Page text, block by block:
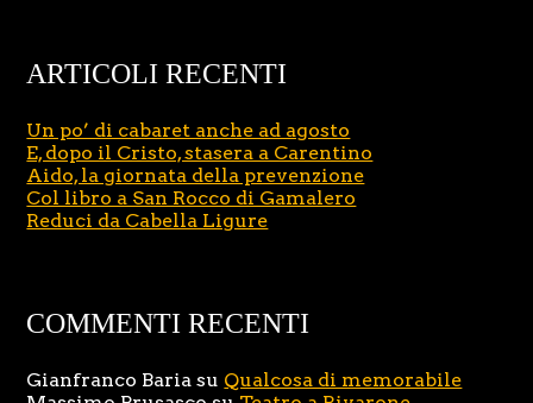
ARTICOLI RECENTI
Un po’ di cabaret anche ad agosto
E, dopo il Cristo, stasera a Carentino
Aido, la giornata della prevenzione
Col libro a San Rocco di Gamalero
Reduci da Cabella Ligure
COMMENTI RECENTI
Gianfranco Baria su Qualcosa di memorabile